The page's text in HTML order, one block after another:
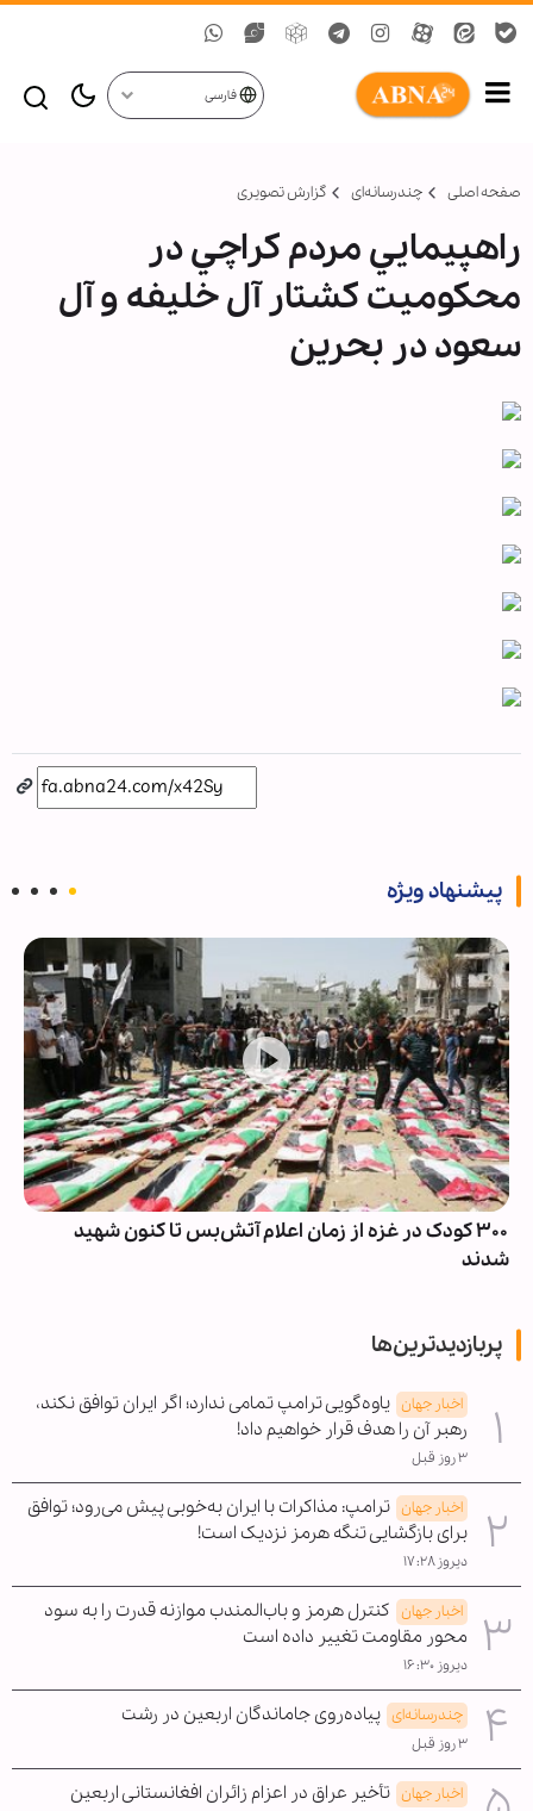
فارسی
صفحه اصلی چندرسانه‌ای گزارش تصويری
راهپيمايي مردم كراچي در
محكوميت كشتار آل خليفه و آل
سعود در بحرين
پیشنهاد ویژه
۳۰۰ کودک در غزه از زمان اعلام آتش‌بس تا کنون شهید
شدند
پربازدیدترین‌ها
اخبار جهان یاوه‌گویی ترامپ تمامی ندارد؛ اگر ایران توافق نکند،
رهبر آن را هدف قرار خواهیم داد!
۳ روز قبل
اخبار جهان ترامپ: مذاکرات با ایران به‌خوبی پیش می‌رود؛ توافق
برای بازگشایی تنگه هرمز نزدیک است!
دیروز ۱۷:۲۸
اخبار جهان کنترل هرمز و باب‌المندب موازنه قدرت را به سود
محور مقاومت تغییر داده است
دیروز ۱۶:۳۰
چندرسانه‌ای پیاده‌روی جاماندگان اربعین در رشت
۳ روز قبل
اخبار جهان تأخیر عراق در اعزام زائران افغانستانی اربعین